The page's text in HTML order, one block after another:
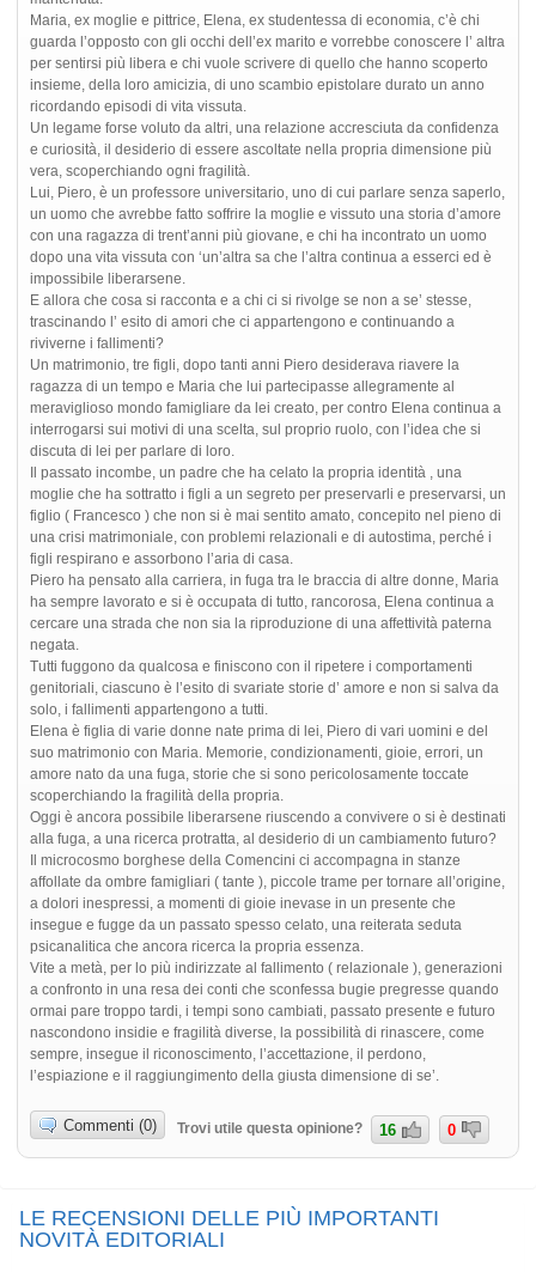
Maria, ex moglie e pittrice, Elena, ex studentessa di economia, c’è chi
guarda l’opposto con gli occhi dell’ex marito e vorrebbe conoscere l’ altra
per sentirsi più libera e chi vuole scrivere di quello che hanno scoperto
insieme, della loro amicizia, di uno scambio epistolare durato un anno
ricordando episodi di vita vissuta.
Un legame forse voluto da altri, una relazione accresciuta da confidenza
e curiosità, il desiderio di essere ascoltate nella propria dimensione più
vera, scoperchiando ogni fragilità.
Lui, Piero, è un professore universitario, uno di cui parlare senza saperlo,
un uomo che avrebbe fatto soffrire la moglie e vissuto una storia d’amore
con una ragazza di trent’anni più giovane, e chi ha incontrato un uomo
dopo una vita vissuta con ‘un’altra sa che l’altra continua a esserci ed è
impossibile liberarsene.
E allora che cosa si racconta e a chi ci si rivolge se non a se’ stesse,
trascinando l’ esito di amori che ci appartengono e continuando a
riviverne i fallimenti?
Un matrimonio, tre figli, dopo tanti anni Piero desiderava riavere la
ragazza di un tempo e Maria che lui partecipasse allegramente al
meraviglioso mondo famigliare da lei creato, per contro Elena continua a
interrogarsi sui motivi di una scelta, sul proprio ruolo, con l’idea che si
discuta di lei per parlare di loro.
Il passato incombe, un padre che ha celato la propria identità , una
moglie che ha sottratto i figli a un segreto per preservarli e preservarsi, un
figlio ( Francesco ) che non si è mai sentito amato, concepito nel pieno di
una crisi matrimoniale, con problemi relazionali e di autostima, perché i
figli respirano e assorbono l’aria di casa.
Piero ha pensato alla carriera, in fuga tra le braccia di altre donne, Maria
ha sempre lavorato e si è occupata di tutto, rancorosa, Elena continua a
cercare una strada che non sia la riproduzione di una affettività paterna
negata.
Tutti fuggono da qualcosa e finiscono con il ripetere i comportamenti
genitoriali, ciascuno è l’esito di svariate storie d’ amore e non si salva da
solo, i fallimenti appartengono a tutti.
Elena è figlia di varie donne nate prima di lei, Piero di vari uomini e del
suo matrimonio con Maria. Memorie, condizionamenti, gioie, errori, un
amore nato da una fuga, storie che si sono pericolosamente toccate
scoperchiando la fragilità della propria.
Oggi è ancora possibile liberarsene riuscendo a convivere o si è destinati
alla fuga, a una ricerca protratta, al desiderio di un cambiamento futuro?
Il microcosmo borghese della Comencini ci accompagna in stanze
affollate da ombre famigliari ( tante ), piccole trame per tornare all’origine,
a dolori inespressi, a momenti di gioie inevase in un presente che
insegue e fugge da un passato spesso celato, una reiterata seduta
psicanalitica che ancora ricerca la propria essenza.
Vite a metà, per lo più indirizzate al fallimento ( relazionale ), generazioni
a confronto in una resa dei conti che sconfessa bugie pregresse quando
ormai pare troppo tardi, i tempi sono cambiati, passato presente e futuro
nascondono insidie e fragilità diverse, la possibilità di rinascere, come
sempre, insegue il riconoscimento, l’accettazione, il perdono,
l’espiazione e il raggiungimento della giusta dimensione di se’.
Commenti (0) Trovi utile questa opinione? 16 0
LE RECENSIONI DELLE PIÙ IMPORTANTI
NOVITÀ EDITORIALI